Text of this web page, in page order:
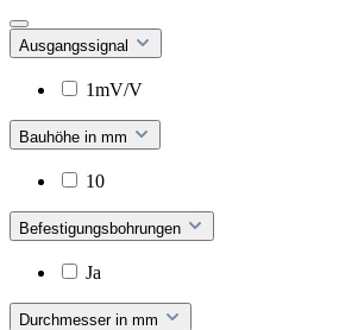
Ausgangssignal
1mV/V
Bauhöhe in mm
10
Befestigungsbohrungen
Ja
Durchmesser in mm